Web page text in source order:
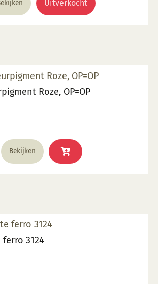
Uitverkocht
Roze, OP=OP
Bekijken
Dit
product
kan
gekozen
ferro 3124